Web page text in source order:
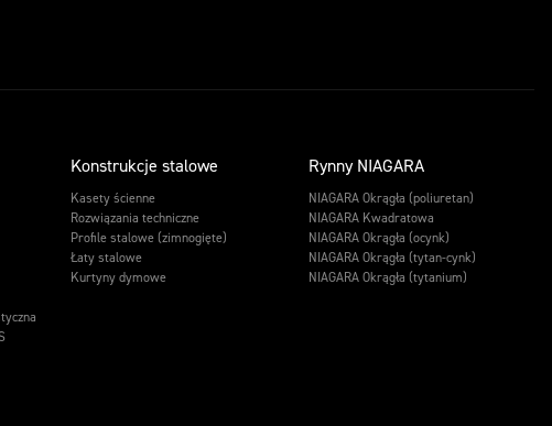
Konstrukcje stalowe
Kasety ścienne
Rozwiązania techniczne
Profile stalowe (zimnogięte)
Łaty stalowe
Kurtyny dymowe
Rynny NIAGARA
NIAGARA Okrągła (poliuretan)
NIAGARA Kwadratowa
NIAGARA Okrągła (ocynk)
NIAGARA Okrągła (tytan-cynk)
NIAGARA Okrągła (tytanium)